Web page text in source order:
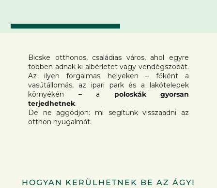
Bicske otthonos, családias város, ahol egyre
többen adnak ki albérletet vagy vendégszobát.
Az ilyen forgalmas helyeken – főként a
vasútállomás, az ipari park és a lakótelepek
környékén – a poloskák gyorsan
terjedhetnek.
De ne aggódjon: mi segítünk visszaadni az
otthon nyugalmát.
HOGYAN KERÜLHETNEK BE AZ ÁGYI